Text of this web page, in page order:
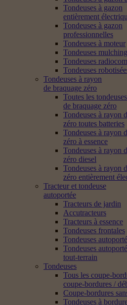
Tondeuses à gazon
entièrement
Tondeuses à gazon
professionnelles
Tondeuses à moteur
Tondeuses mulching
Tondeuses
Tondeuses
Tondeuses à rayon
de braquage zéro
Toutes les
de braquage zéro
Tondeuses à rayon
zéro toutes batteries
Tondeuses à rayon
zéro à essence
Tondeuses à rayon
zéro diesel
Tondeuses à rayon
zéro entièrement
Tracteur et tondeuse
autoportée
Tracteurs de jardin
Accutracteurs
Tracteurs à essence
Tondeuses frontales
Tondeuses
Tondeuses
tout-terrain
Tondeuses
Tous les coupe-
coupe-bordures /
Coupe-bordures
Tondeuses à